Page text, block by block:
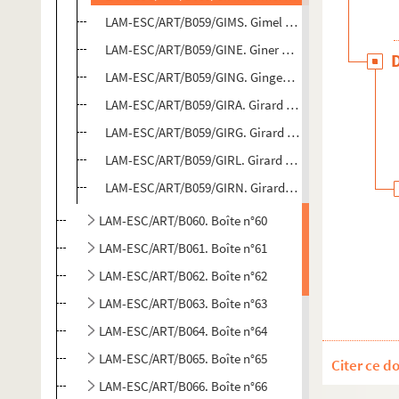
LAM-ESC/ART/B059/GIMS. Gimel Sophie
LAM-ESC/ART/B059/GINE. Giner Balbino
LAM-ESC/ART/B059/GING. Gingembre Francis
LAM-ESC/ART/B059/GIRA. Girard Aline Laurence
LAM-ESC/ART/B059/GIRG. Girard Guy
LAM-ESC/ART/B059/GIRL. Girard Lionel
LAM-ESC/ART/B059/GIRN. Girard-Clos Noël
LAM-ESC/ART/B060. Boîte n°60
LAM-ESC/ART/B061. Boîte n°61
LAM-ESC/ART/B062. Boîte n°62
LAM-ESC/ART/B063. Boîte n°63
LAM-ESC/ART/B064. Boîte n°64
LAM-ESC/ART/B065. Boîte n°65
LAM-ESC/ART/B066. Boîte n°66
Citer ce